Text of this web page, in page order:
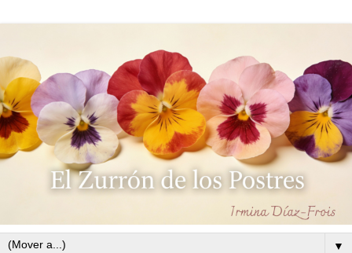
▼